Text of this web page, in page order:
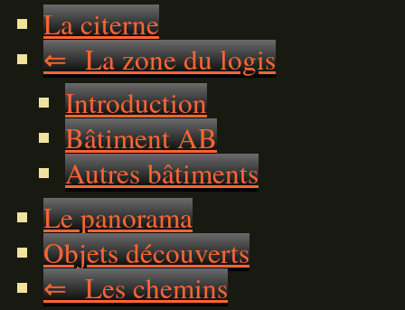
La citerne
⇐ La zone du logis
Introduction
Bâtiment AB
Autres bâtiments
Le panorama
Objets découverts
⇐ Les chemins